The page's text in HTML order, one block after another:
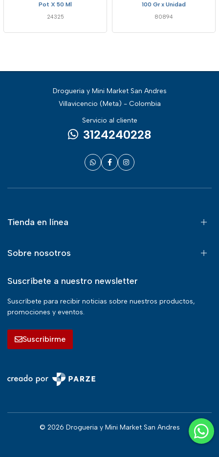
Pot X 50 Ml
24325
100 Gr x Unidad
80894
Drogueria y Mini Market San Andres
Villavicencio (Meta) - Colombia
Servicio al cliente
3124240228
Tienda en línea
Sobre nosotros
Suscríbete a nuestro newsletter
Suscríbete para recibir noticias sobre nuestros productos,
promociones y eventos.
Suscribirme
© 2026 Drogueria y Mini Market San Andres